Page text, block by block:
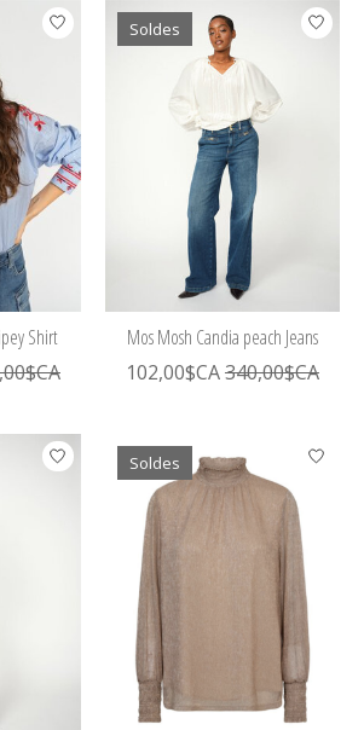
Shirt
Soldes
Mos Mosh Candia peach Jeans
102,00$CA340,00$CA
Soldes